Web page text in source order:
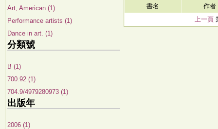
Art, American (1)
Performance artists (1)
Dance in art. (1)
分類號
B (1)
700.92 (1)
704.9/4979280973 (1)
出版年
2006 (1)
書名
作者
上一頁